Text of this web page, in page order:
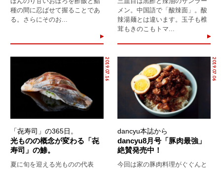
種の間に忍ばせて握ることであ
る。さらにそのお...
メン。中国語で「酸辣面」。酸
辣湯麺とは違います。玉子も椎
茸もきのこもトマ...
2019.07.16
「㐂寿司」の365日。
光ものの概念が変わる「㐂
寿司」の鯵。
夏に旬を迎える光ものの代表
2019.07.06
dancyu本誌から
dancyu8月号「豚肉最強」
絶賛発売中！
今回は家の豚肉料理がぐぐんと